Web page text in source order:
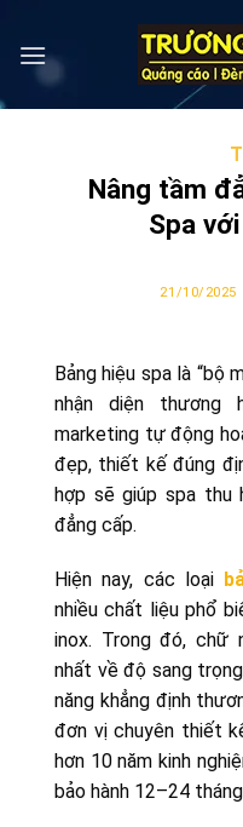
Nâng tầm
Spa
21/10/2025
Bảng hiệu spa là “bộ
nhận diện thương
marketing tự động
đẹp, thiết kế đúng
hợp sẽ giúp spa thu
đẳng cấp.
Hiện nay, các loại
nhiều chất liệu phổ
inox. Trong đó, chữ
nhất về độ sang
năng khẳng định
đơn vị chuyên thiết
hơn 10 năm kinh
bảo hành 12–24